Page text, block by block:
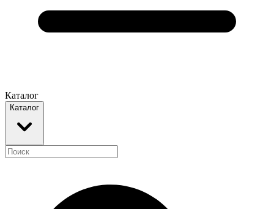
Каталог
Каталог